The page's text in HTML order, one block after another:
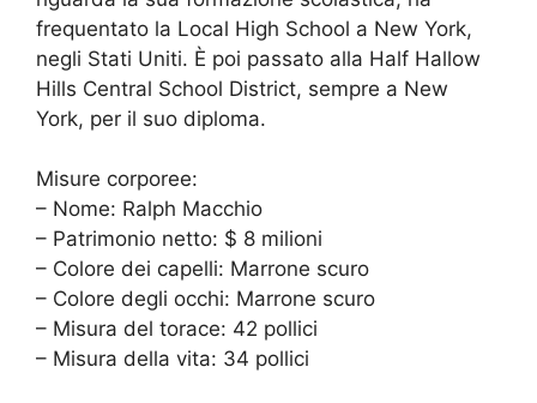
frequentato la Local High School a New York,
negli Stati Uniti. È poi passato alla Half Hallow
Hills Central School District, sempre a New
York, per il suo diploma.
Misure corporee:
– Nome: Ralph Macchio
– Patrimonio netto: $ 8 milioni
– Colore dei capelli: Marrone scuro
– Colore degli occhi: Marrone scuro
– Misura del torace: 42 pollici
– Misura della vita: 34 pollici